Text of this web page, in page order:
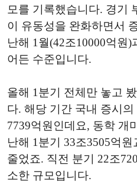
모를 기록했습니다. 경기
이 유동성을 완화하면서
난해 1월(42조10000억원
어든 수준입니다.
올해 1분기 전체만 놓고
다. 해당 기간 국내 증시
7739억원인데요, 동학 개
난해 1분기 33조3505억
줄었죠. 직전 분기 22조
소한 규모입니다.